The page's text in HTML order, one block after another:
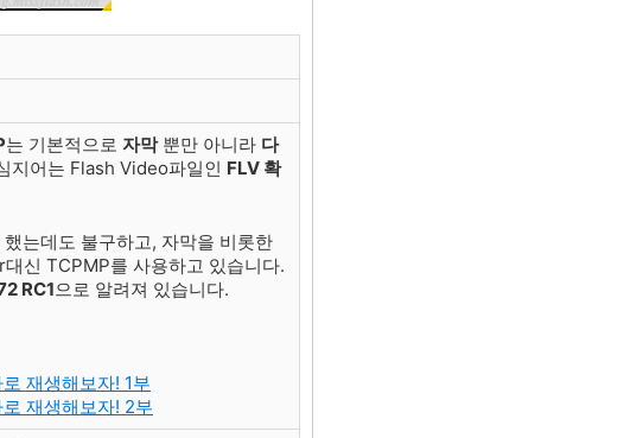
는 기본적으로 자막뿐만 아니라 다
지어는 Flash Video파일인 FLV 확
는데도 불구하고, 자막을 비롯한
신 TCPMP를 사용하고 있습니다.
RC1으로 알려져 있습니다.
재생해보자! 1부
재생해보자! 2부